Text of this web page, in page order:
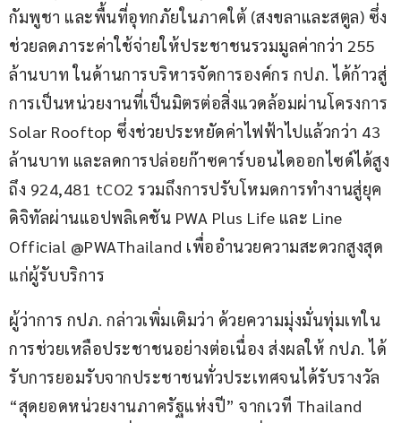
กัมพูชา และพื้นที่อุทกภัยในภาคใต้ (สงขลาและสตูล) ซึ่ง
ช่วยลดภาระค่าใช้จ่ายให้ประชาชนรวมมูลค่ากว่า 255
ล้านบาท ในด้านการบริหารจัดการองค์กร กปภ. ได้ก้าวสู่
การเป็นหน่วยงานที่เป็นมิตรต่อสิ่งแวดล้อมผ่านโครงการ
Solar Rooftop ซึ่งช่วยประหยัดค่าไฟฟ้าไปแล้วกว่า 43
ล้านบาท และลดการปล่อยก๊าซคาร์บอนไดออกไซด์ได้สูง
ถึง 924,481 tCO2 รวมถึงการปรับโหมดการทำงานสู่ยุค
ดิจิทัลผ่านแอปพลิเคชัน PWA Plus Life และ Line
Official @PWAThailand เพื่ออำนวยความสะดวกสูงสุด
แก่ผู้รับบริการ
ผู้ว่าการ กปภ. กล่าวเพิ่มเติมว่า ด้วยความมุ่งมั่นทุ่มเทใน
การช่วยเหลือประชาชนอย่างต่อเนื่อง ส่งผลให้ กปภ. ได้
รับการยอมรับจากประชาชนทั่วประเทศจนได้รับรางวัล
“สุดยอดหน่วยงานภาครัฐแห่งปี” จากเวที Thailand